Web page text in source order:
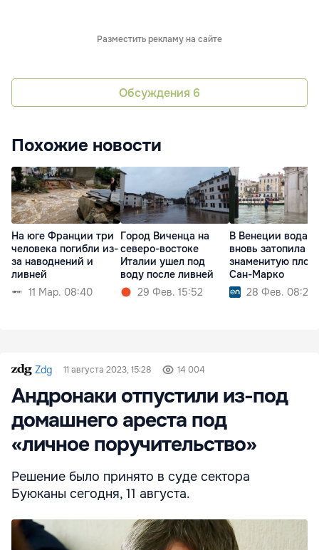
Разместить рекламу на сайте
Обсуждения 6
Похожие новости
На юге Франции три
человека погибли из-
за наводнений и
ливней
11 Мар. 08:40
Город Виченца на
северо-востоке
Италии ушел под
воду после ливней
29 Фев. 15:52
В Венеции вода
вновь затопила
знаменитую
Сан-Марко
28 Фев. 08:20
Zdg 11 августа 2023, 15:28 14 004
Андронаки отпустили из-под
домашнего ареста под
«личное поручительство»
Решение было принято в суде сектора
Буюканы сегодня, 11 августа.